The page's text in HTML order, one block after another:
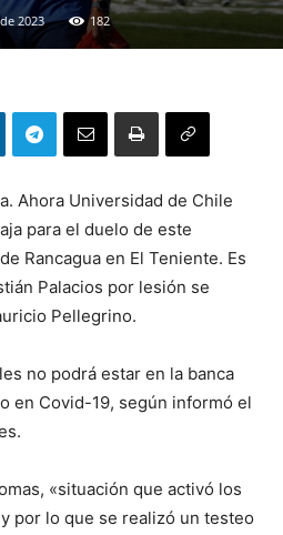
2023 182
Ahora Universidad de Chile
para el duelo de este
Rancagua en El Teniente. Es
Palacios por lesión se
Pellegrino.
no podrá estar en la banca
en Covid-19, según informó el
«situación que activó los
por lo que se realizó un testeo